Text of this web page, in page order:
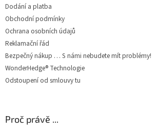
Dodání a platba
Obchodní podmínky
Ochrana osobních údajů
Reklamační řád
Bezpečný nákup … S námi nebudete mít problémy!
WonderHedge® Technologie
Odstoupení od smlouvy tu
Proč právě ...